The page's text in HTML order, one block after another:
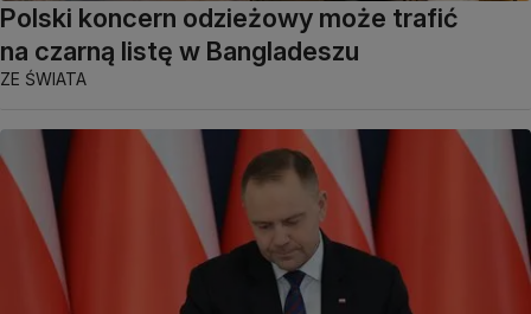
Polski koncern odzieżowy może trafić
na czarną listę w Bangladeszu
ZE ŚWIATA